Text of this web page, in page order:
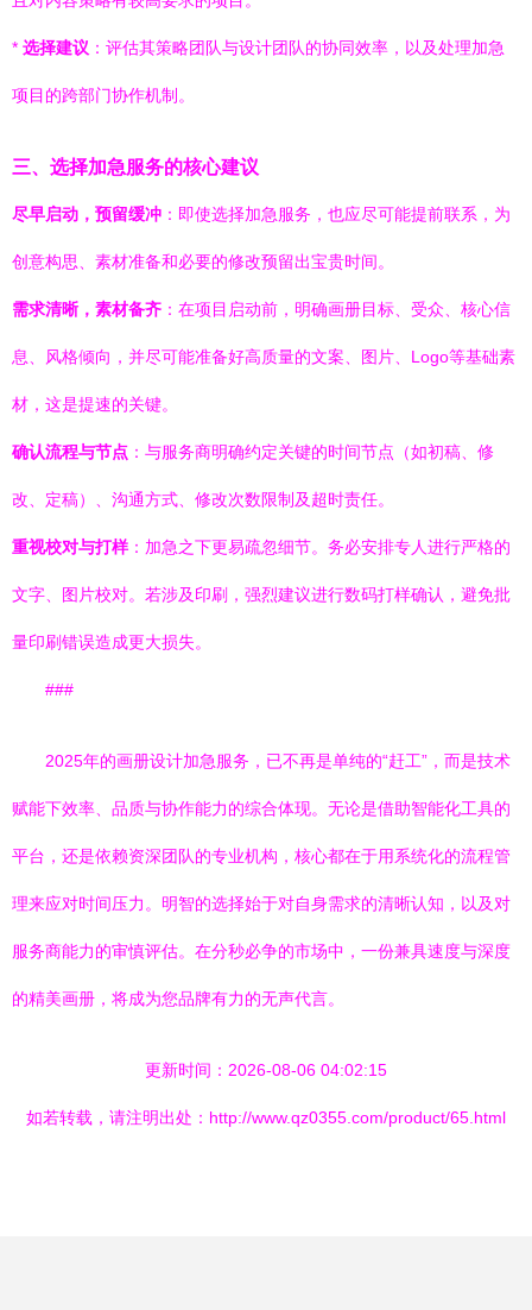
* 选择建议 ：评估其策略团队与设计团队的协同效率，以及处理加急
项目的跨部门协作机制。
三、选择加急服务的核心建议
尽早启动，预留缓冲 ：即使选择加急服务，也应尽可能提前联系，为
创意构思、素材准备和必要的修改预留出宝贵时间。
需求清晰，素材备齐 ：在项目启动前，明确画册目标、受众、核心信
息、风格倾向，并尽可能准备好高质量的文案、图片、Logo等基础素
材，这是提速的关键。
确认流程与节点 ：与服务商明确约定关键的时间节点（如初稿、修
改、定稿）、沟通方式、修改次数限制及超时责任。
重视校对与打样：加急之下更易疏忽细节。务必安排专人进行严格的
文字、图片校对。若涉及印刷，强烈建议进行数码打样确认，避免批
量印刷错误造成更大损失。
###
2025年的画册设计加急服务，已不再是单纯的“赶工”，而是技术
赋能下效率、品质与协作能力的综合体现。无论是借助智能化工具的
平台，还是依赖资深团队的专业机构，核心都在于用系统化的流程管
理来应对时间压力。明智的选择始于对自身需求的清晰认知，以及对
服务商能力的审慎评估。在分秒必争的市场中，一份兼具速度与深度
的精美画册，将成为您品牌有力的无声代言。
更新时间：2026-08-06 04:02:15
如若转载，请注明出处：http://www.qz0355.com/product/65.html